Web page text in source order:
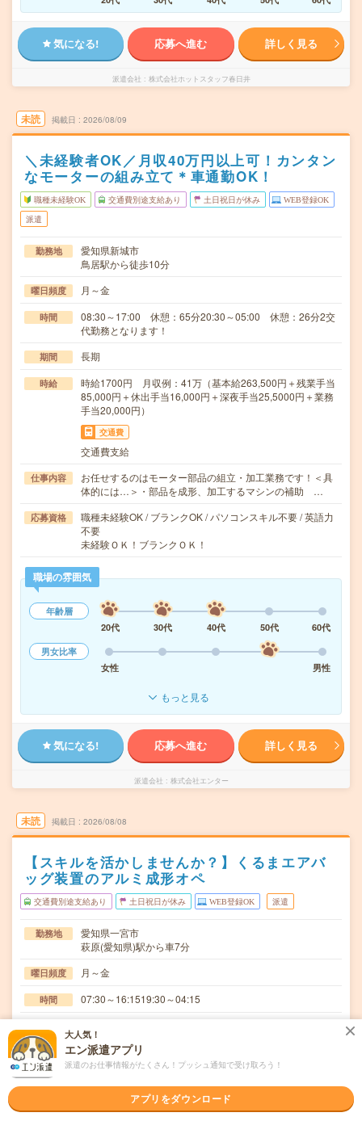
気になる! 応募へ進む 詳しく見る
派遣会社 株式会社ホットスタッフ春日井
未読 掲載日 2026/08/09
＼未経験者OK／月収40万円以上可！カンタン
なモーターの組み立て＊車通勤OK！
職種未経験OK 交通費別途支給あり 土日祝日が休み WEB登録OK
派遣
勤務地
愛知県新城市
鳥居駅から徒歩10分
曜日頻度 月～金
時間
08:30～17:00 休憩：65分20:30～05:00 休憩：26分2交
代勤務となります！
期間 長期
時給
時給1700円 月収例：41万（基本給263,500円＋残業手当
85,000円＋休出手当16,000円＋深夜手当25,5000円＋業務
手当20,000円）
交通費
交通費支給
仕事内容
お任せするのはモーター部品の組立・加工業務です！＜具
体的には…＞・部品を成形、加工するマシンの補助 …
応募資格
職種未経験OK / ブランクOK / パソコンスキル不要 / 英語力
不要
未経験ＯＫ！ブランクＯＫ！
職場の雰囲気
年齢層
20代
30代 40代 50代
60代
男女比率
女性
男性
もっと見る
気になる! 応募へ進む 詳しく見る
派遣会社 株式会社エンター
未読 掲載日 2026/08/08
【スキルを活かしませんか？】くるまエアバ
ッグ装置のアルミ成形オペ
交通費別途支給あり 土日祝日が休み WEB登録OK 派遣
勤務地
愛知県一宮市
萩原(愛知県)駅から車7分
曜日頻度 月～金
時間 07:30～16:1519:30～04:15
時給 時給1400円
交通費規定内支給
大人気！
エン派遣アプリ
派遣のお仕事情報がたくさん！プッシュ通知で受け取ろう！
アプリをダウンロード